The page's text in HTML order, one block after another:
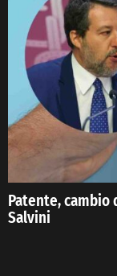
Patente, cambio
Salvini